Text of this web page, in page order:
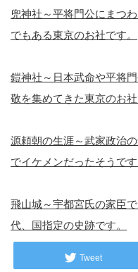
兜神社～平将門公にまつ
でもある東京のお社です。
鎧神社～日本武命や平将
敬を集めてきた東京のお社
源頼朝の生涯～武家政治
でイケメンだったそうです
飛山城～宇都宮氏の家臣
代、国指定の史跡です。
Tweet